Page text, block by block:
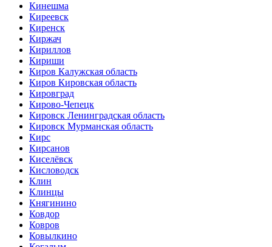
Кинешма
Киреевск
Киренск
Киржач
Кириллов
Кириши
Киров Калужская область
Киров Кировская область
Кировград
Кирово-Чепецк
Кировск Ленинградская область
Кировск Мурманская область
Кирс
Кирсанов
Киселёвск
Кисловодск
Клин
Клинцы
Княгинино
Ковдор
Ковров
Ковылкино